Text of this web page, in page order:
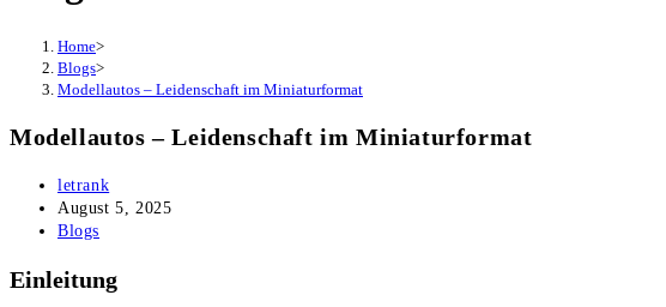
Home>
Blogs>
Modellautos – Leidenschaft im Miniaturformat
Modellautos – Leidenschaft im Miniaturformat
Post
author:
letrank
Post
published:
August 5, 2025
Post
Blogs
Einleitung